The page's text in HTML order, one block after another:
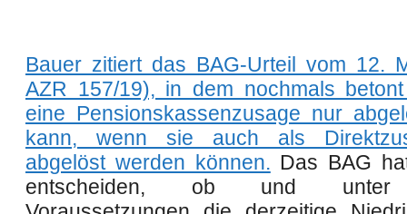
Bauer zitiert das BAG-Urteil vom 12.
AZR 157/19), in dem nochmals
eine Pensionskassenzusage nur
kann, wenn sie auch als
abgelöst werden können. Das BAG
entscheiden, ob und unter